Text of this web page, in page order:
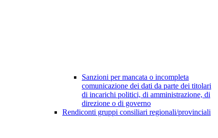
Sanzioni per mancata o incompleta
comunicazione dei dati da parte dei titolari
di incarichi politici, di amministrazione, di
direzione o di governo
Rendiconti gruppi consiliari regionali/provinciali